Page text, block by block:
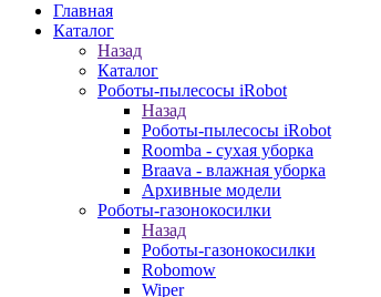
Главная
Каталог
Назад
Каталог
Роботы-пылесосы iRobot
Назад
Роботы-пылесосы iRobot
Roomba - сухая уборка
Braava - влажная уборка
Архивные модели
Роботы-газонокосилки
Назад
Роботы-газонокосилки
Robomow
Wiper